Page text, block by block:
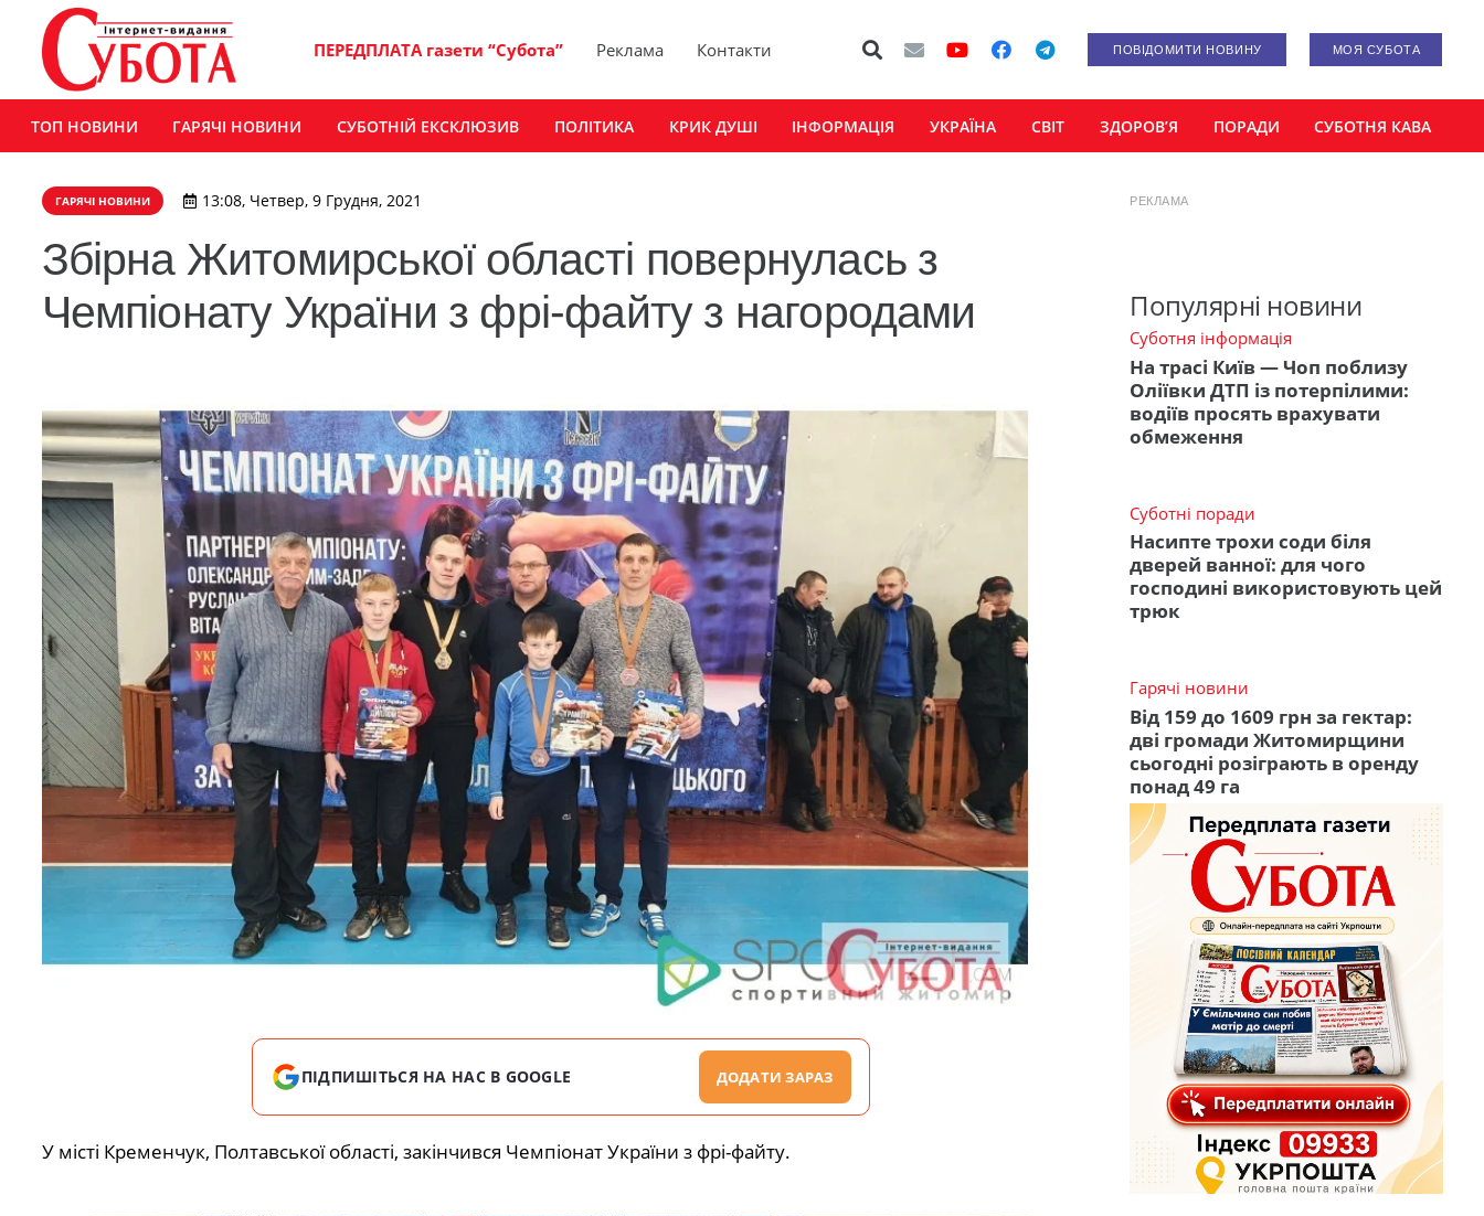
ПЕРЕДПЛАТА газети “Субота” Реклама Контакти ПОВІДОМИТИ НОВИНУ МОЯ СУБОТА
ТОП НОВИНИ ГАРЯЧІ НОВИНИ СУБОТНІЙ ЕКСКЛЮЗИВ ПОЛІТИКА КРИК ДУШІ ІНФОРМАЦІЯ УКРАЇНА СВІТ ЗДОРОВ’Я ПОРАДИ СУБОТНЯ КАВА
ГАРЯЧІ НОВИНИ 13:08, Четвер, 9 Грудня, 2021
Збірна Житомирської області повернулась з
Чемпіонату України з фрі-файту з нагородами
ПІДПИШІТЬСЯ НА НАС В GOOGLE ДОДАТИ ЗАРАЗ
У місті Кременчук, Полтавської області, закінчився Чемпіонат України з фрі-файту.
РЕКЛАМА
Популярні новини
Суботня інформація
На трасі Київ — Чоп поблизу
Оліївки ДТП із потерпілими:
водіїв просять врахувати
обмеження
Суботні поради
Насипте трохи соди біля
дверей ванної: для чого
господині використовують цей
трюк
Гарячі новини
Від 159 до 1609 грн за гектар:
дві громади Житомирщини
сьогодні розіграють в оренду
понад 49 га